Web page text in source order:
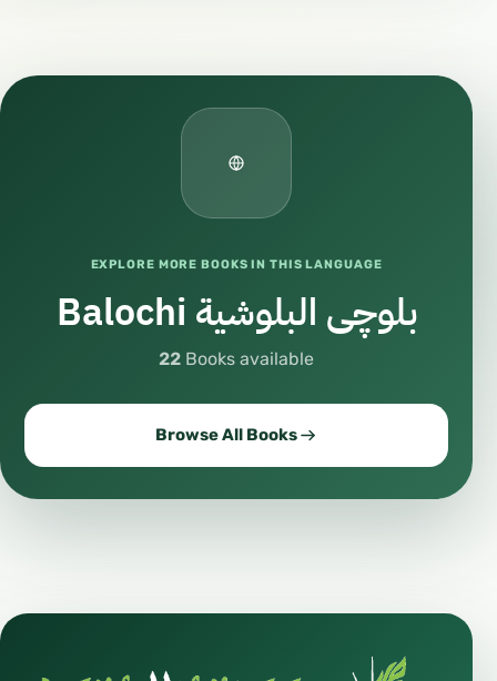
EXPLORE MORE BOOKS IN THIS LANGUAGE
Balochi بلوچی البلوشية
22 Books available
Browse All Books